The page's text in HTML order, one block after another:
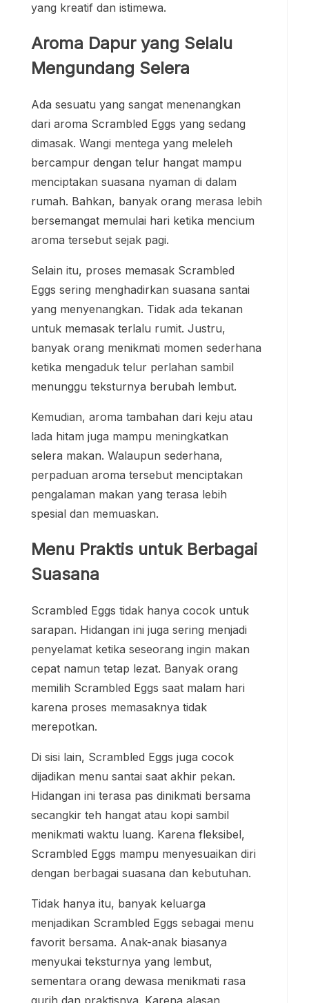
yang kreatif dan istimewa.
Aroma Dapur yang Selalu
Mengundang Selera
Ada sesuatu yang sangat menenangkan
dari aroma Scrambled Eggs yang sedang
dimasak. Wangi mentega yang meleleh
bercampur dengan telur hangat mampu
menciptakan suasana nyaman di dalam
rumah. Bahkan, banyak orang merasa lebih
bersemangat memulai hari ketika mencium
aroma tersebut sejak pagi.
Selain itu, proses memasak Scrambled
Eggs sering menghadirkan suasana santai
yang menyenangkan. Tidak ada tekanan
untuk memasak terlalu rumit. Justru,
banyak orang menikmati momen sederhana
ketika mengaduk telur perlahan sambil
menunggu teksturnya berubah lembut.
Kemudian, aroma tambahan dari keju atau
lada hitam juga mampu meningkatkan
selera makan. Walaupun sederhana,
perpaduan aroma tersebut menciptakan
pengalaman makan yang terasa lebih
spesial dan memuaskan.
Menu Praktis untuk Berbagai
Suasana
Scrambled Eggs tidak hanya cocok untuk
sarapan. Hidangan ini juga sering menjadi
penyelamat ketika seseorang ingin makan
cepat namun tetap lezat. Banyak orang
memilih Scrambled Eggs saat malam hari
karena proses memasaknya tidak
merepotkan.
Di sisi lain, Scrambled Eggs juga cocok
dijadikan menu santai saat akhir pekan.
Hidangan ini terasa pas dinikmati bersama
secangkir teh hangat atau kopi sambil
menikmati waktu luang. Karena fleksibel,
Scrambled Eggs mampu menyesuaikan diri
dengan berbagai suasana dan kebutuhan.
Tidak hanya itu, banyak keluarga
menjadikan Scrambled Eggs sebagai menu
favorit bersama. Anak-anak biasanya
menyukai teksturnya yang lembut,
sementara orang dewasa menikmati rasa
gurih dan praktisnya. Karena alasan